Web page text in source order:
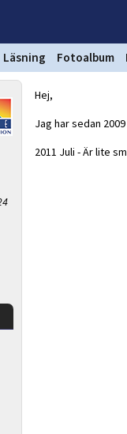
Läsning Fotoalbum
Hej,
Jag har sedan
2011 Juli - Är lite